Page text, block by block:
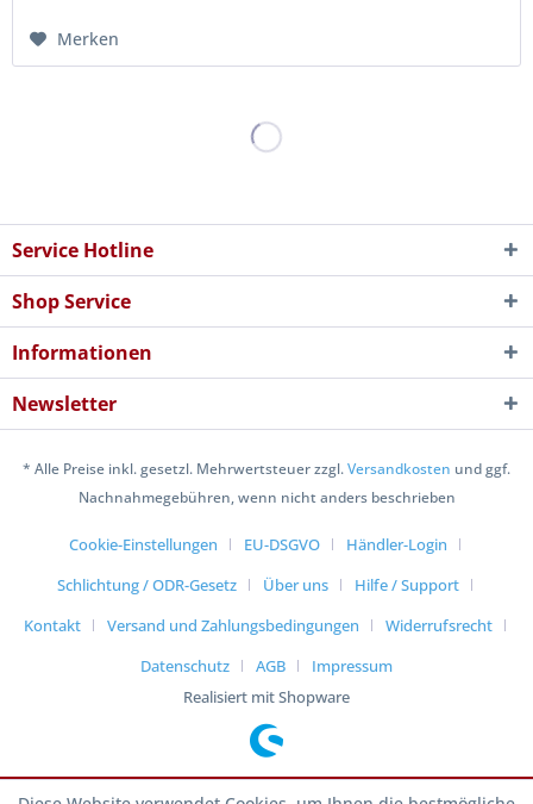
Merken
Service Hotline
Shop Service
Informationen
Newsletter
* Alle Preise inkl. gesetzl. Mehrwertsteuer zzgl.Versandkosten und ggf.
Nachnahmegebühren, wenn nicht anders beschrieben
Cookie-Einstellungen EU-DSGVO
Händler-Login
Schlichtung / ODR-Gesetz
Über uns
Hilfe / Support
Kontakt
Versand und Zahlungsbedingungen
Widerrufsrecht
Datenschutz
AGB
Impressum
Realisiert mit Shopware